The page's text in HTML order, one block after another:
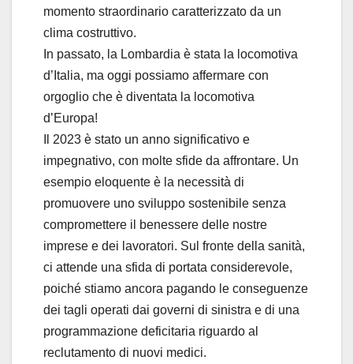
momento straordinario caratterizzato da un
clima costruttivo.
In passato, la Lombardia è stata la locomotiva
d’Italia, ma oggi possiamo affermare con
orgoglio che è diventata la locomotiva
d’Europa!
Il 2023 è stato un anno significativo e
impegnativo, con molte sfide da affrontare. Un
esempio eloquente è la necessità di
promuovere uno sviluppo sostenibile senza
compromettere il benessere delle nostre
imprese e dei lavoratori. Sul fronte della sanità,
ci attende una sfida di portata considerevole,
poiché stiamo ancora pagando le conseguenze
dei tagli operati dai governi di sinistra e di una
programmazione deficitaria riguardo al
reclutamento di nuovi medici.